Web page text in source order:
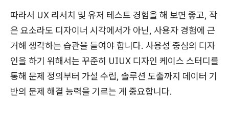
따라서 UX 리서치 및 유저 테스트 경험을 해 보면 좋고, 작
은 요소라도 디자이너 시각에서가 아닌, 사용자 경험에 근
거해 생각하는 습관을 들여야 합니다. 사용성 중심의 디자
인을 하기 위해서는 꾸준히 UIUX 디자인 케이스 스터디를
통해 문제 정의부터 가설 수립, 솔루션 도출까지 데이터 기
반의 문제 해결 능력을 기르는 게 중요합니다.